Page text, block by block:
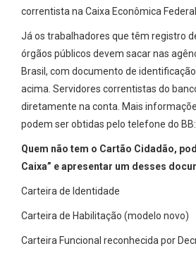
correntista na Caixa Econômica Federal.
Já os trabalhadores que têm registro
órgãos públicos devem sacar nas
Brasil, com documento de
acima. Servidores correntistas do
diretamente na conta. Mais
podem ser obtidas pelo telefone do
Quem não tem o Cartão Cidadão,
Caixa” e apresentar um desses
Carteira de Identidade
Carteira de Habilitação (modelo novo)
Carteira Funcional reconhecida por